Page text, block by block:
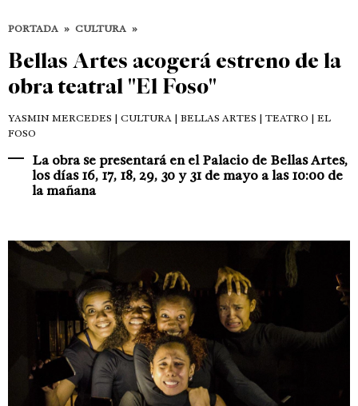
PORTADA » CULTURA »
Bellas Artes acogerá estreno de la
obra teatral "El Foso"
YASMIN MERCEDES | CULTURA | BELLAS ARTES | TEATRO | EL
FOSO
La obra se presentará en el Palacio de Bellas Artes,
los días 16, 17, 18, 29, 30 y 31 de mayo a las 10:00 de
la mañana